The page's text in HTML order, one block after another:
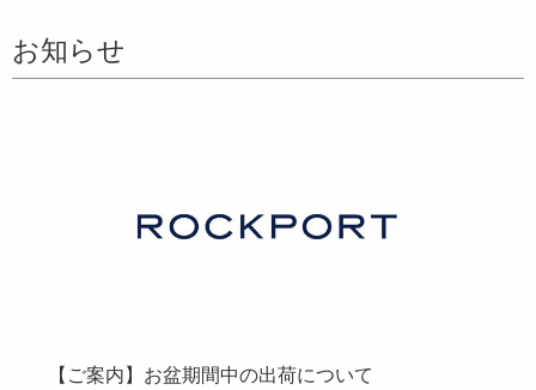
お知らせ
【ご案内】お盆期間中の出荷について